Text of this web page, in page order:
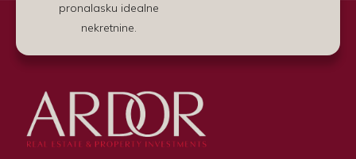
pronalasku idealne
nekretnine.